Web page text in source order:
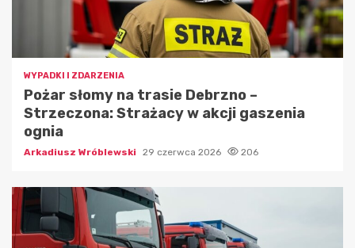
WYPADKI I ZDARZENIA
Pożar słomy na trasie Debrzno –
Strzeczona: Strażacy w akcji gaszenia
ognia
Arkadiusz Wróblewski 29 czerwca 2026 206